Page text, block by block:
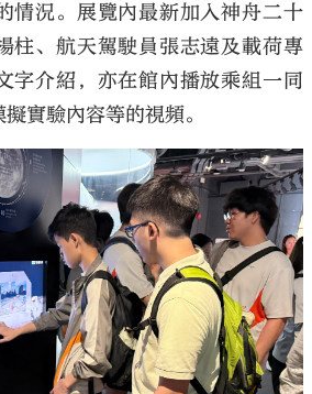
情況。展覽內最新加入神舟二十
柱、航天駕駛員張志遠及載荷專
字介紹，亦在館內播放乘組一同
實驗內容等的視頻。